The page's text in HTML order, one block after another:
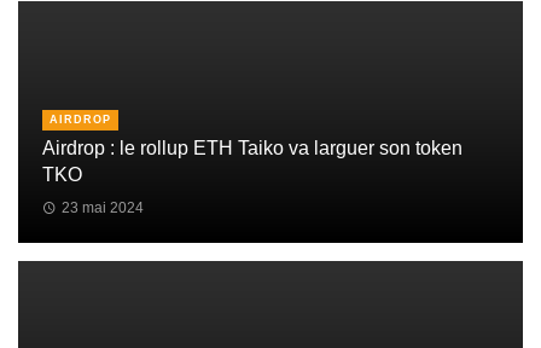
AIRDROP
Airdrop : le rollup ETH Taiko va larguer son token
TKO
23 mai 2024